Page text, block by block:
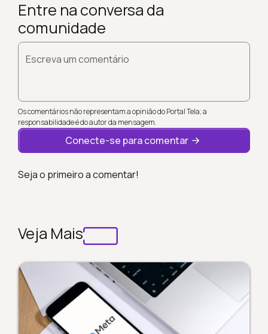
Entre na conversa da
comunidade
Escreva um comentário
Os comentários não representam a opinião do Portal Tela; a
responsabilidade é do autor da mensagem.
Conecte-se para comentar
Seja o primeiro a comentar!
Veja Mais